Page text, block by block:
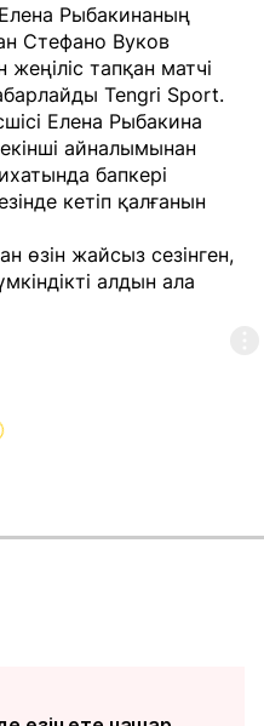
Рыбакинаның
Стефано Вуков
жеңіліс тапқан матчі
Tengri Sport.
Елена Рыбакина
айналымынан
бапкері
кетіп қалғанын
өзін жайсыз сезінген,
алдын ала